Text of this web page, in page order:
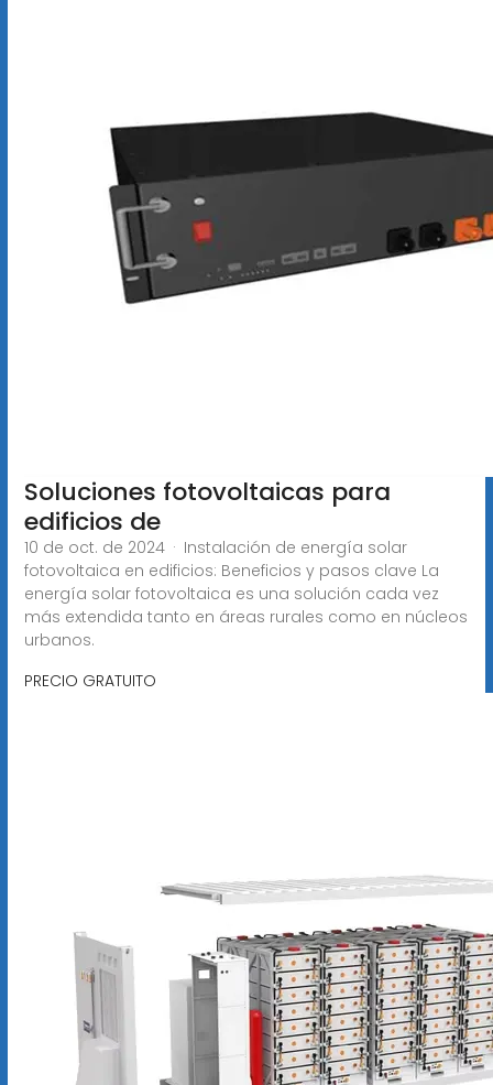
Soluciones fotovoltaicas para
edificios de
10 de oct. de 2024 · Instalación de energía solar
fotovoltaica en edificios: Beneficios y pasos clave La
energía solar fotovoltaica es una solución cada vez
más extendida tanto en áreas rurales como en núcleos
urbanos.
PRECIO GRATUITO